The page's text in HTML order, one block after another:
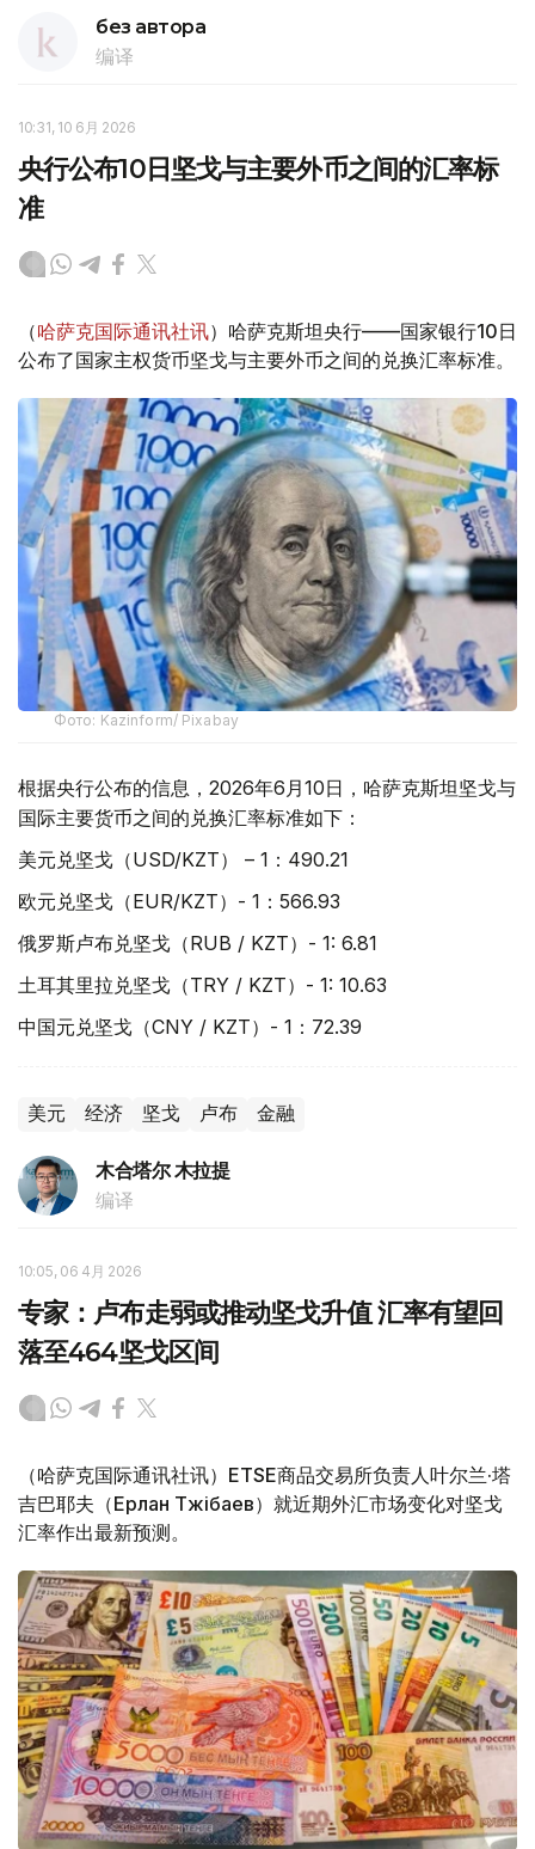
без автора
编译
10:31, 10 6月 2026
央行公布10日坚戈与主要外币之间的汇率标
准
（哈萨克国际通讯社讯）哈萨克斯坦央行——国家银行10日
公布了国家主权货币坚戈与主要外币之间的兑换汇率标准。
Фото: Kazinform/ Pixabay
根据央行公布的信息，2026年6月10日，哈萨克斯坦坚戈与
国际主要货币之间的兑换汇率标准如下：
美元兑坚戈（USD/KZT） – 1：490.21
欧元兑坚戈（EUR/KZT）- 1：566.93
俄罗斯卢布兑坚戈（RUB / KZT）- 1: 6.81
土耳其里拉兑坚戈（TRY / KZT）- 1: 10.63
中国元兑坚戈（CNY / KZT）- 1：72.39
美元 经济 坚戈 卢布 金融
木合塔尔 木拉提
编译
10:05, 06 4月 2026
专家：卢布走弱或推动坚戈升值 汇率有望回
落至464坚戈区间
（哈萨克国际通讯社讯）ETSE商品交易所负责人叶尔兰·塔
吉巴耶夫（Ерлан Тәжібаев）就近期外汇市场变化对坚戈
汇率作出最新预测。